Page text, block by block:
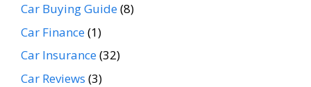
Car Buying Guide(8)
Car Finance(1)
Car Insurance(32)
Car Reviews (3)